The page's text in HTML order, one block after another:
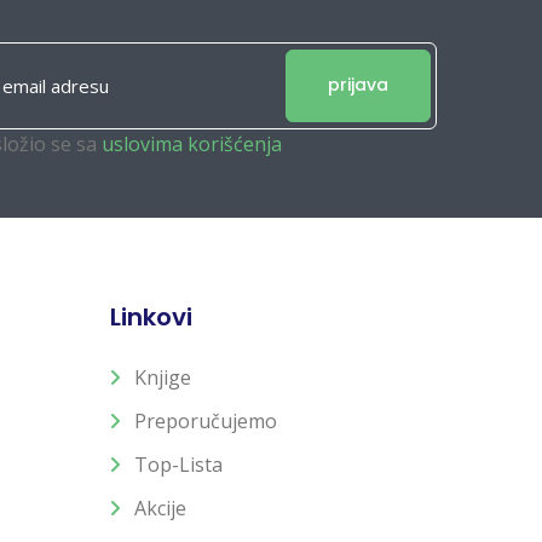
prijava
se sa uslovima korišćenja
Linkovi
Knjige
Preporučujemo
Top-Lista
Akcije